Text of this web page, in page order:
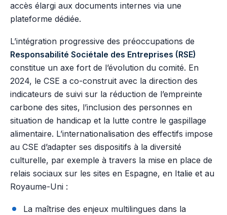
accès élargi aux documents internes via une
plateforme dédiée.
L’intégration progressive des préoccupations de
Responsabilité Sociétale des Entreprises (RSE)
constitue un axe fort de l’évolution du comité. En
2024, le CSE a co-construit avec la direction des
indicateurs de suivi sur la réduction de l’empreinte
carbone des sites, l’inclusion des personnes en
situation de handicap et la lutte contre le gaspillage
alimentaire. L’internationalisation des effectifs impose
au CSE d’adapter ses dispositifs à la diversité
culturelle, par exemple à travers la mise en place de
relais sociaux sur les sites en Espagne, en Italie et au
Royaume-Uni :
La maîtrise des enjeux multilingues dans la